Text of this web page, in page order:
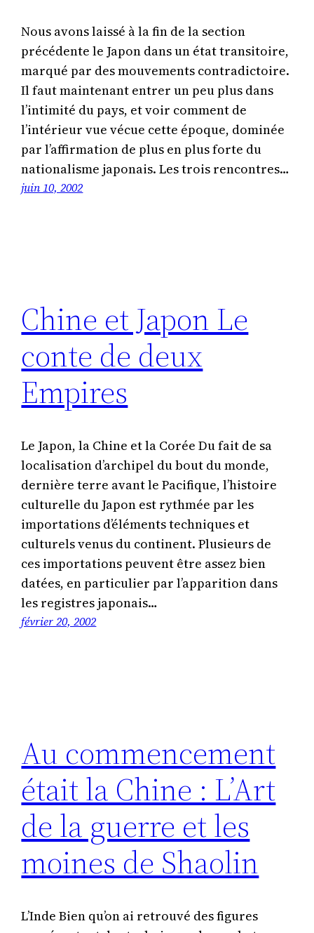
Nous avons laissé à la fin de la section
précédente le Japon dans un état transitoire,
marqué par des mouvements contradictoire.
Il faut maintenant entrer un peu plus dans
l’intimité du pays, et voir comment de
l’intérieur vue vécue cette époque, dominée
par l’affirmation de plus en plus forte du
nationalisme japonais. Les trois rencontres…
juin 10, 2002
Chine et Japon Le
conte de deux
Empires
Le Japon, la Chine et la Corée Du fait de sa
localisation d’archipel du bout du monde,
dernière terre avant le Pacifique, l’histoire
culturelle du Japon est rythmée par les
importations d’éléments techniques et
culturels venus du continent. Plusieurs de
ces importations peuvent être assez bien
datées, en particulier par l’apparition dans
les registres japonais…
février 20, 2002
Au commencement
était la Chine : L’Art
de la guerre et les
moines de Shaolin
L’Inde Bien qu’on ai retrouvé des figures